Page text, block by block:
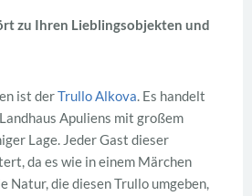
zu Ihren Lieblingsobjekten und
ist derTrullo Alkova. Es handelt
Apuliens mit großem
Lage. Jeder Gast dieser
da es wie in einem Märchen
Natur, die diesen Trullo umgeben,